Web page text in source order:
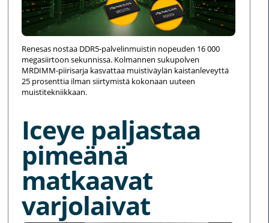
Renesas nostaa DDR5-palvelinmuistin nopeuden 16 000
megasiirtoon sekunnissa. Kolmannen sukupolven
MRDIMM-piirisarja kasvattaa muistiväylän kaistanleveyttä
25 prosenttia ilman siirtymistä kokonaan uuteen
muistitekniikkaan.
Iceye paljastaa
pimeänä
matkaavat
varjolaivat